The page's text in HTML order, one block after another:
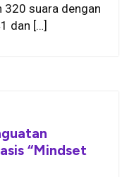
320 suara dengan
dan […]
“Mindset